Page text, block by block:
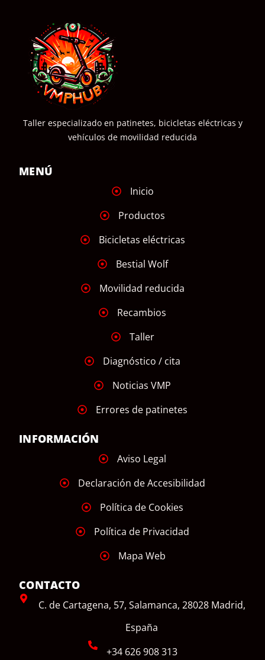
Taller especializado en patinetes, bicicletas eléctricas y
vehículos de movilidad reducida
MENÚ
Inicio
Productos
Bicicletas eléctricas
Bestial Wolf
Movilidad reducida
Recambios
Taller
Diagnóstico / cita
Noticias VMP
Errores de patinetes
INFORMACIÓN
Aviso Legal
Declaración de Accesibilidad
Política de Cookies
Política de Privacidad
Mapa Web
CONTACTO
C. de Cartagena, 57, Salamanca, 28028 Madrid,
España
+34 626 908 313